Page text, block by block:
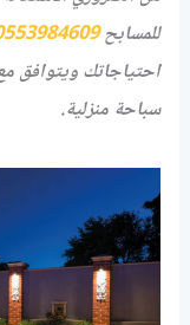
للمسابح
احتياجاتك ويتوافق
سباحة منزلية.